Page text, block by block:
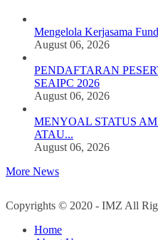
Mengelola Kerjasama
August 06, 2026
PENDAFTARAN
SEAIPC 2026
August 06, 2026
MENYOAL STATUS
ATAU...
August 06, 2026
More News
Copyrights © 2020 - IMZ All
Home